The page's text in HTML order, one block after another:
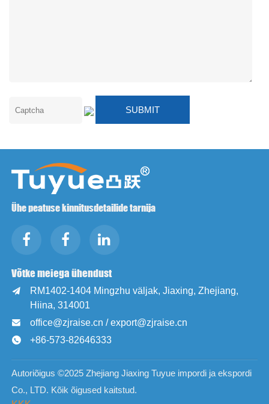
Ühe peatuse kinnitusdetailide tarnija
Võtke meiega ühendust

RM1402-1404 Mingzhu väljak, Jiaxing, Zhejiang,
Hiina, 314001
 office@zjraise.cn / export@zjraise.cn
 +86-573-82646333
Autoriõigus ©2025 Zhejiang Jiaxing Tuyue impordi ja ekspordi
Co., LTD. Kõik õigused kaitstud.